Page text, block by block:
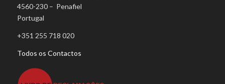
4560-230 – Penafiel
Portugal
+351 255 718 020
Todos os Contactos